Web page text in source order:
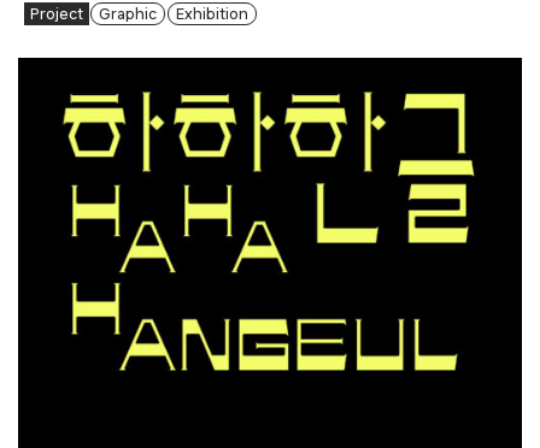
Project Graphic Exhibition